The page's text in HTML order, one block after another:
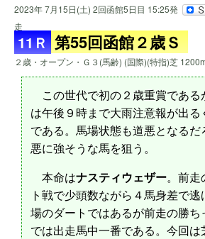
2023年 7月15日(土) 2回函館5日目 15:25発
走
11Ｒ 第55回函館２歳Ｓ
２歳・オープン・Ｇ３(馬齢) (国際)(特指)芝
この世代で初の２歳重賞である
は午後９時まで大雨注意報が出
である。馬場状態も道悪となる
悪に強そうな馬を狙う。
本命はナスティウェザー。前走
ト戦で少頭数ながら４馬身差で
場のダートではあるが前走の勝ち
では出走馬中一番である。今回